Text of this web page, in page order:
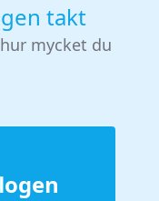
takt
mycket du